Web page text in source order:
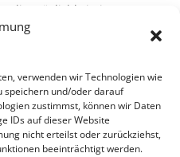
verwenden wir Technologien wie
speichern und/oder darauf
zustimmst, können wir Daten
IDs auf dieser Website
nicht erteilst oder zurückziehst,
beeinträchtigt werden.
die Möglichkeit, in
um vor Ort das Kind